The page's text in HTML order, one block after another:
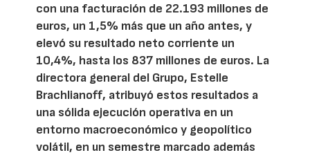
con una facturación de 22.193 millones de
euros, un 1,5% más que un año antes, y
elevó su resultado neto corriente un
10,4%, hasta los 837 millones de euros. La
directora general del Grupo, Estelle
Brachlianoff, atribuyó estos resultados a
una sólida ejecución operativa en un
entorno macroeconómico y geopolítico
volátil, en un semestre marcado además